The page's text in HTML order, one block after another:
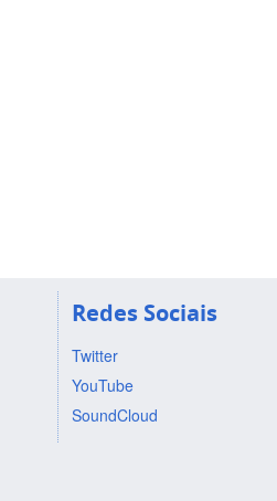
Redes Sociais
Twitter
YouTube
SoundCloud